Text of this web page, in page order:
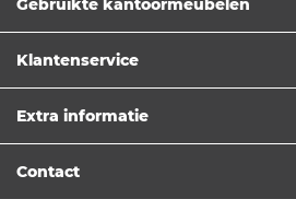
Gebruikte kantoormeubelen
Klantenservice
Extra informatie
Contact